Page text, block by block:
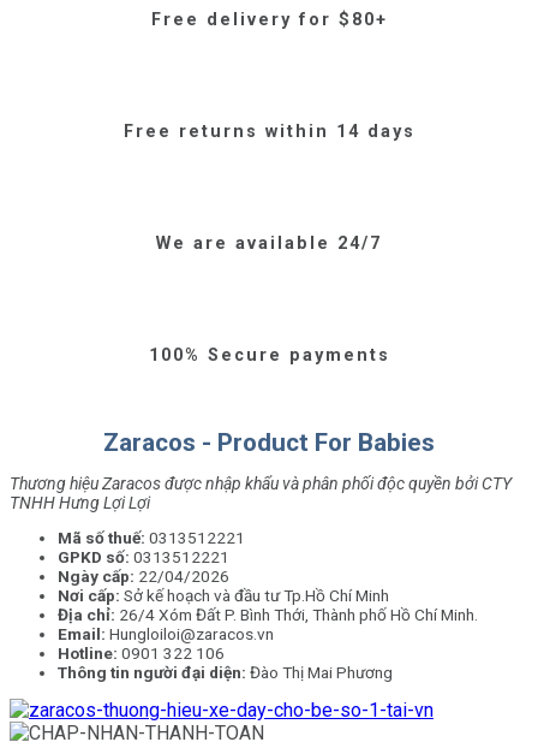
Free delivery for $80+
Free returns within 14 days
We are available 24/7
100% Secure payments
Zaracos - Product For Babies
Thương hiệu Zaracos được nhập khẩu và phân phối độc quyền bởi CTY
TNHH Hưng Lợi Lợi
Mã số thuế: 0313512221
GPKD số: 0313512221
Ngày cấp: 22/04/2026
Nơi cấp: Sở kế hoạch và đầu tư Tp.Hồ Chí Minh
Địa chỉ: 26/4 Xóm Đất P. Bình Thới, Thành phố Hồ Chí Minh.
Email: Hungloiloi@zaracos.vn
Hotline: 0901 322 106
Thông tin người đại diện: Đào Thị Mai Phương